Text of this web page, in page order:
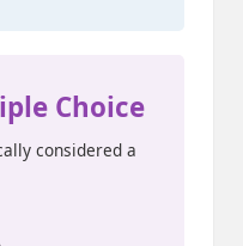
Choice
considered a